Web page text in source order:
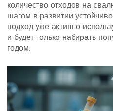
количество отходов на
шагом в развитии
подход уже активно
и будет только набирать
годом.